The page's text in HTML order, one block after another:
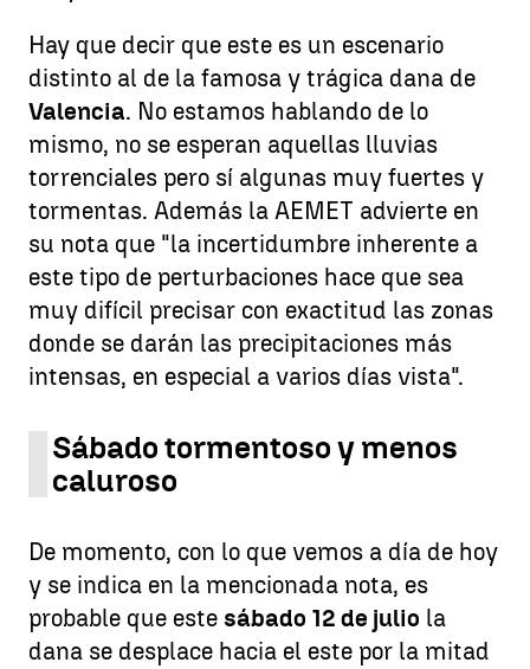
Hay que decir que este es un escenario
distinto al de la famosa y trágica dana de
Valencia. No estamos hablando de lo
mismo, no se esperan aquellas lluvias
torrenciales pero sí algunas muy fuertes y
tormentas. Además la AEMET advierte en
su nota que "la incertidumbre inherente a
este tipo de perturbaciones hace que sea
muy difícil precisar con exactitud las zonas
donde se darán las precipitaciones más
intensas, en especial a varios días vista".
Sábado tormentoso y menos
caluroso
De momento, con lo que vemos a día de hoy
y se indica en la mencionada nota, es
probable que este sábado 12 de julio la
dana se desplace hacia el este por la mitad